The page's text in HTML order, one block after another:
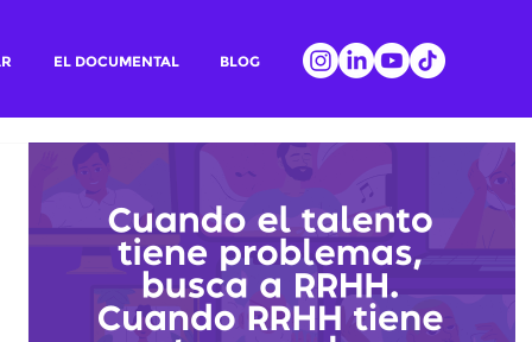
EL DOCUMENTAL BLOG